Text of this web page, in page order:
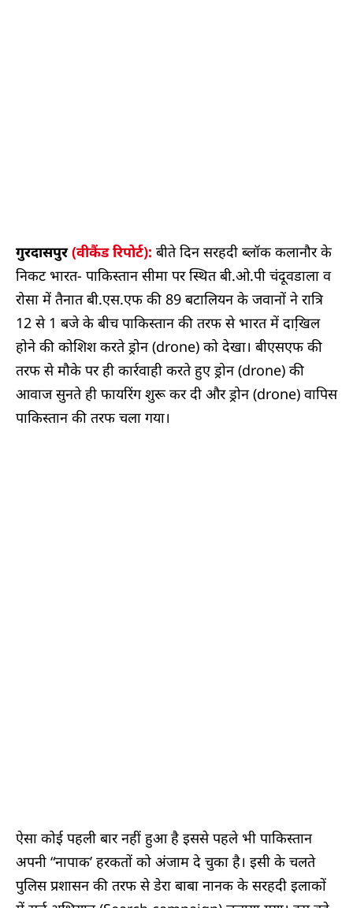
गुरदासपुर(वीकैंड रिपोर्ट): बीते दिन सरहदी ब्लॉक कलानौर के
निकट भारत- पाकिस्तान सीमा पर स्थित बी.ओ.पी चंदूवडाला व
रोसा में तैनात बी.एस.एफ की 89 बटालियन के जवानों ने रात्रि
12 से 1 बजे के बीच पाकिस्तान की तरफ से भारत में दाखि़ल
होने की कोशिश करते ड्रोन (drone) को देखा। बीएसएफ की
तरफ से मौके पर ही कार्रवाही करते हुए ड्रोन (drone) की
आवाज सुनते ही फायरिंग शुरू कर दी और ड्रोन (drone) वापिस
पाकिस्तान की तरफ चला गया।
ऐसा कोई पहली बार नहीं हुआ है इससे पहले भी पाकिस्तान
अपनी “नापाक’ हरकतों को अंजाम दे चुका है। इसी के चलते
पुलिस प्रशासन की तरफ से डेरा बाबा नानक के सरहदी इलाकों